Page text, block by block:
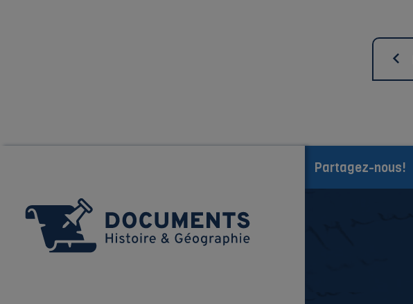
Partagez-nous!